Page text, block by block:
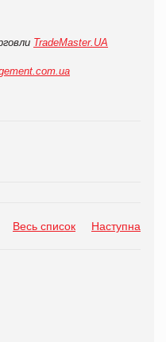
TradeMaster.UA
Весь список Наступна